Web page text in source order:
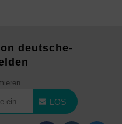
deutsche-
LOS